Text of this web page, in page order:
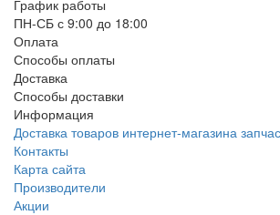
График работы
ПН-СБ с 9:00 до 18:00
Оплата
Способы оплаты
Доставка
Способы доставки
Информация
Доставка товаров интернет-магазина
Контакты
Карта сайта
Производители
Акции